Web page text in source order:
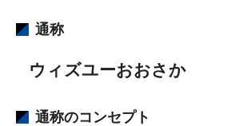
通称
ウィズユーおおさか
通称のコンセプト